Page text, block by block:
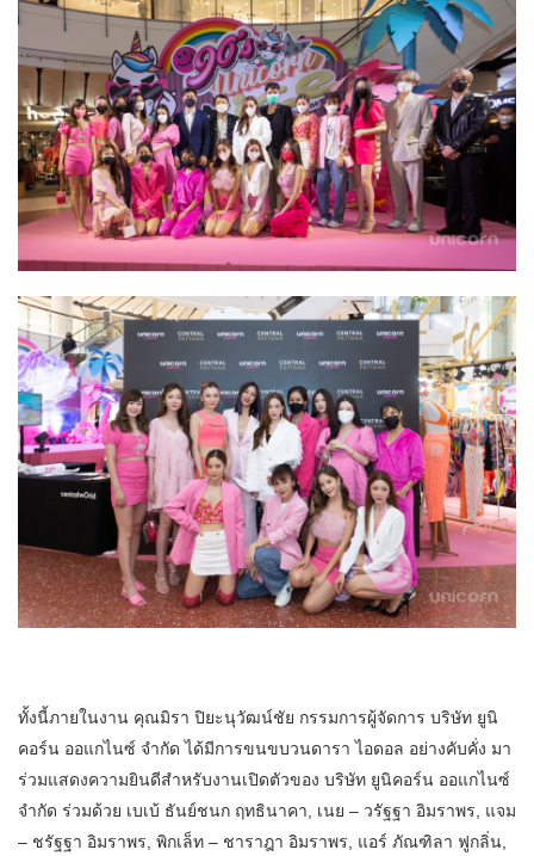
ทั้งนี้ภายในงาน คุณมิรา ปิยะนุวัฒน์ชัย กรรมการผู้จัดการ บริษัท ยูนิ
คอร์น ออแกไนซ์ จำกัด ได้มีการขนขบวนดารา ไอดอล อย่างคับคั่ง มา
ร่วมแสดงความยินดีสำหรับงานเปิดตัวของ บริษัท ยูนิคอร์น ออแกไนซ์
จำกัด ร่วมด้วย เบเบ้ ธันย์ชนก ฤทธินาคา, เนย – วรัฐฐา อิมราพร, แจม
– ชรัฐฐา อิมราพร, พิกเล็ท – ชาราฎา อิมราพร, แอร์ ภัณฑิลา ฟูกลิ่น,